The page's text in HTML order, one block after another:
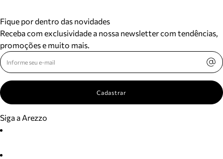
Fique por dentro das novidades
Receba com exclusividade a nossa newsletter com tendências,
promoções e muito mais.
Cadastrar
Siga a Arezzo